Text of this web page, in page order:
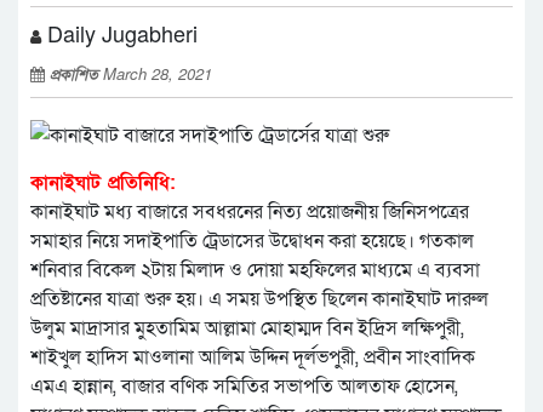
Daily Jugabheri
প্রকাশিতMarch 28, 2021
কানাইঘাট প্রতিনিধি:
কানাইঘাট মধ্য বাজারে সবধরনের নিত্য প্রয়োজনীয় জিনিসপত্রের
সমাহার নিয়ে সদাইপাতি ট্রেডাসের উদ্বোধন করা হয়েছে। গতকাল
শনিবার বিকেল ২টায় মিলাদ ও দোয়া মহফিলের মাধ্যমে এ ব্যবসা
প্রতিষ্টানের যাত্রা শুরু হয়। এ সময় উপস্থিত ছিলেন কানাইঘাট দারুল
উলুম মাদ্রাসার মুহতামিম আল্লামা মোহাম্মদ বিন ইদ্রিস লক্ষিপুরী,
শাইখুল হাদিস মাওলানা আলিম উদ্দিন দূর্লভপুরী, প্রবীন সাংবাদিক
এমএ হান্নান, বাজার বণিক সমিতির সভাপতি আলতাফ হোসেন,